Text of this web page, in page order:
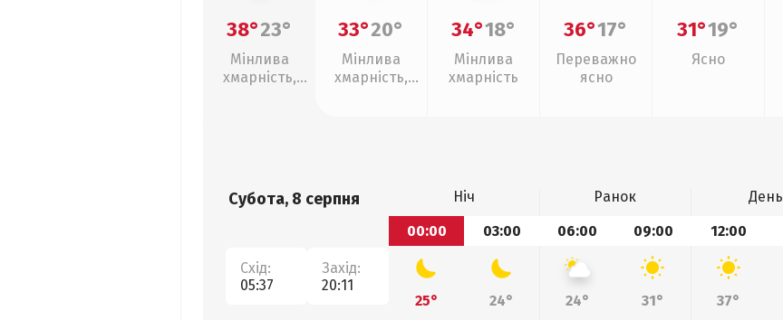
38°23°
Мінлива
хмарність,
33°20°
Мінлива
хмарність,
34°18°
Мінлива
хмарність
36°17°
Переважно
ясно
31°19°
Ясно
Субота, 8 серпня
Схід:
05:37
Захід:
20:11
Ніч Ранок День
00:00
03:00 06:00 09:00 12:00
25° 24° 24° 31° 37°